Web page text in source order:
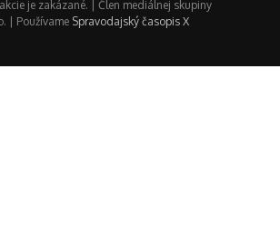
je zakázané. | Člen mediálnej skupiny
| Používame Spravodajský časopis X